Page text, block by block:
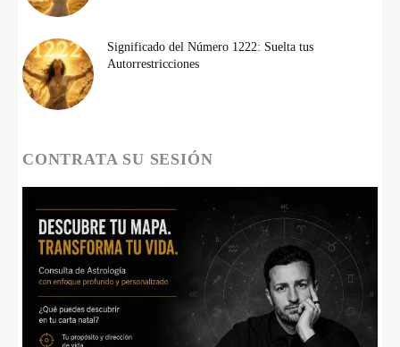
Significado del Número 1222: Suelta tus
Autorrestricciones
CONTRATA SU SESIÓN